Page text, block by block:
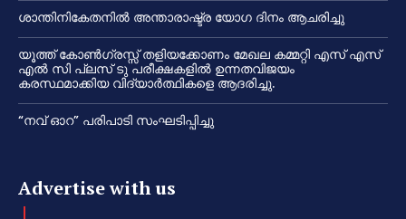
ശാന്തിനികേതനിൽ അന്താരാഷ്ട്ര യോഗ ദിനം ആചരിച്ചു
യൂത്ത് കോൺഗ്രസ്സ് തളിയക്കോണം മേഖല കമ്മറ്റി എസ് എസ്
എൽ സി പ്ലസ് ടു പരീക്ഷകളിൽ ഉന്നതവിജയം
കരസ്ഥമാക്കിയ വിദ്യാർത്ഥികളെ ആദരിച്ചു.
“നവ് ഓറ” പരിപാടി സംഘടിപ്പിച്ചു
Advertise with us